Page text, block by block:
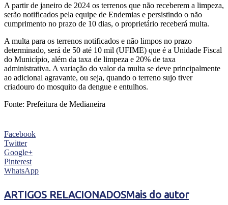
A partir de janeiro de 2024 os terrenos que não receberem a limpeza,
serão notificados pela equipe de Endemias e persistindo o não
cumprimento no prazo de 10 dias, o proprietário receberá multa.
A multa para os terrenos notificados e não limpos no prazo
determinado, será de 50 até 10 mil (UFIME) que é a Unidade Fiscal
do Município, além da taxa de limpeza e 20% de taxa
administrativa. A variação do valor da multa se deve principalmente
ao adicional agravante, ou seja, quando o terreno sujo tiver
criadouro do mosquito da dengue e entulhos.
Fonte: Prefeitura de Medianeira
Facebook
Twitter
Google+
Pinterest
WhatsApp
ARTIGOS RELACIONADOSMais do autor